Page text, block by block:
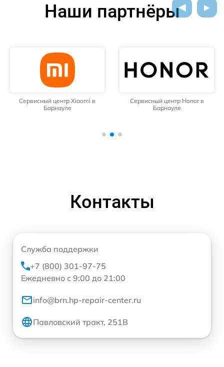
Наши партнёры
Сервисный центр Xiaomi в
Барнауле
Сервисный центр Honor в
Барнауле
Контакты
Служба поддержки
+7 (800) 301-97-75
Ежедневно с 9:00 до 21:00
info@brn.hp-repair-center.ru
Павловский тракт, 251В